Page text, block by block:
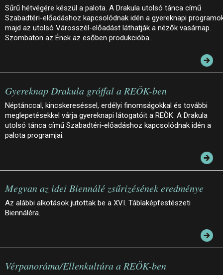
Sűrű hétvégére készül a palota. A Drakula utolsó tánca című
Szabadtéri-előadáshoz kapcsolódnak idén a gyereknapi
majd az utolsó Városszél-előadást láthatják a nézők vasárnap.
Szombaton az Ének az esőben produkcióba…
Gyereknap Drakula gróffal a REÖK-ben
Néptánccal, kincskereséssel, erdélyi finomságokkal és további
meglepetésekkel várja gyereknapi látogatóit a REÖK. A Drakula
utolsó tánca című Szabadtéri-előadáshoz kapcsolódnak idén a
palota programjai.
Megvan az idei Biennálé zsűrizésének eredménye
Az alábbi alkotások jutottak be a XVI. Táblaképfestészeti
Biennáléra.
Vérpanoráma/Ellenkultúra a REÖK-ben